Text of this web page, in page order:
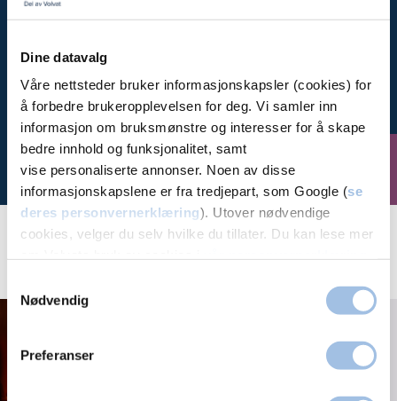
Dine datavalg
Våre nettsteder bruker informasjonskapsler (cookies) for
å forbedre brukeropplevelsen for deg. Vi samler inn
informasjon om bruksmønstre og interesser for å skape
bedre innhold og funksjonalitet, samt
vise personaliserte annonser. Noen av disse
informasjonskapslene er fra tredjepart, som Google (se
deres personvernerklæring). Utover nødvendige
cookies, velger du selv hvilke du tillater. Du kan lese mer
Nødvendig
Preferanser
Vi hjelper
deg
Bestill time
Aktuelt
10 fakta om trening og